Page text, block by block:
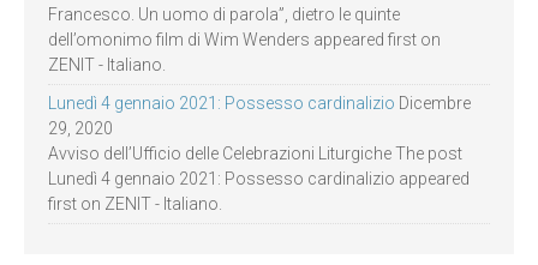
Francesco. Un uomo di parola”, dietro le quinte
dell’omonimo film di Wim Wenders appeared first on
ZENIT - Italiano.
Lunedì 4 gennaio 2021: Possesso cardinalizio Dicembre
29, 2020
Avviso dell’Ufficio delle Celebrazioni Liturgiche The post
Lunedì 4 gennaio 2021: Possesso cardinalizio appeared
first on ZENIT - Italiano.